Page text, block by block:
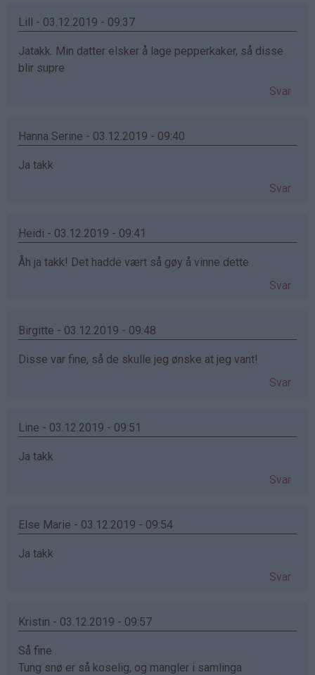
Lill - 03.12.2019 - 09:37
Jatakk. Min datter elsker å lage pepperkaker, så disse
blir supre
Svar
Hanna Serine - 03.12.2019 - 09:40
Ja takk
Svar
Heidi - 03.12.2019 - 09:41
Åh ja takk! Det hadde vært så gøy å vinne dette
Svar
Birgitte - 03.12.2019 - 09:48
Disse var fine, så de skulle jeg ønske at jeg vant!
Svar
Line - 03.12.2019 - 09:51
Ja takk
Svar
Else Marie - 03.12.2019 - 09:54
Ja takk
Svar
Kristin - 03.12.2019 - 09:57
Så fine
Tung snø er så koselig, og mangler i samlinga